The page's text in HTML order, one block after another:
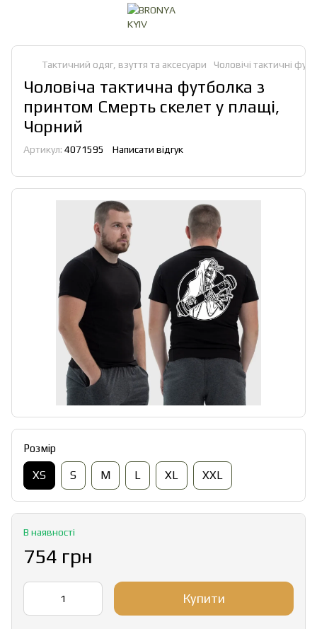
Тактичний одяг, взуття та аксесуари Чоловічі тактичні
Чоловіча тактична футболка з
принтом Смерть скелет у плащі,
Чорний
Артикул: 4071595 Написати відгук
Розмір
XS S M L XL XXL
В наявності
754 грн
Купити